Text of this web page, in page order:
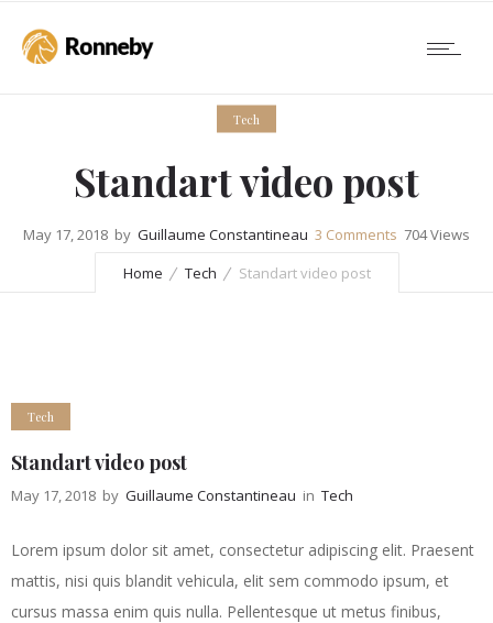
Tech
Standart video post
May 17, 2018 by Guillaume Constantineau 3 Comments 704 Views
Home Tech Standart video post
Tech
Standart video post
May 17, 2018 by Guillaume Constantineau in Tech
Lorem ipsum dolor sit amet, consectetur adipiscing elit. Praesent
mattis, nisi quis blandit vehicula, elit sem commodo ipsum, et
cursus massa enim quis nulla. Pellentesque ut metus finibus,